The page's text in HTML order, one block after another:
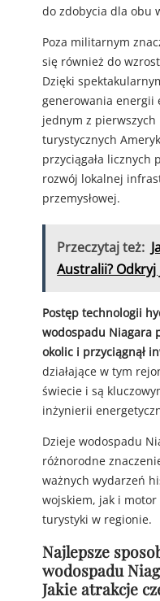
do zdobycia dla obu
Poza militarnym
się również do
Dzięki
generowania energii
jednym z
turystycznych
przyciągała licznych
rozwój lokalnej
przemysłowej.
Przeczytaj też:
Australii?
Postęp technologii
wodospadu Niagara
okolic i przyciągnął
działające w tym
świecie i są
inżynierii
Dzieje wodospadu
różnorodne
ważnych wydarzeń
wojskiem, jak i
turystyki w regionie.
Najlepsze
wodospadu
Jakie atrakcje